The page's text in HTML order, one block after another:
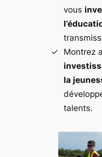
vous
Montrez
la
talents.